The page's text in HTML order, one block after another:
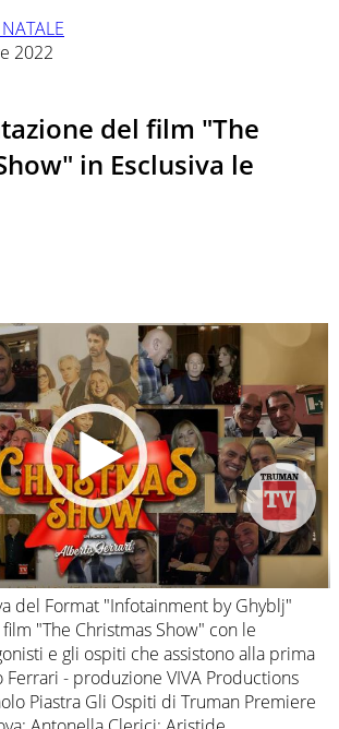
2022
del film "The
in Esclusiva le
del Format "Infotainment by Ghyblj"
"The Christmas Show" con le
e gli ospiti che assistono alla prima
- produzione VIVA Productions
Piastra Gli Ospiti di Truman Premiere